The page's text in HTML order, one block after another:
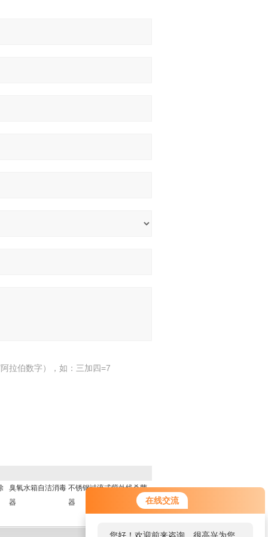
在线交流
拉伯数字），如：三加四=7
臭氧水箱自洁消毒
器
不锈钢过流式紫外线杀菌
器